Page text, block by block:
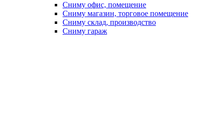
Сниму офис, помещение
Сниму магазин, торговое помещение
Сниму склад, производство
Сниму гараж